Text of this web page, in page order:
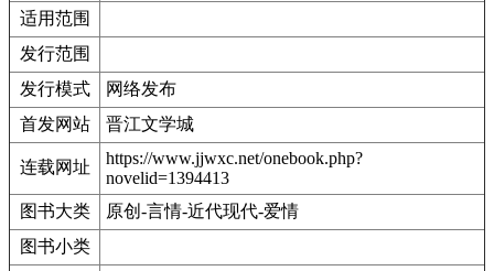
适用范围
发行范围
发行模式
网络发布
首发网站
晋江文学城
连载网址
https://www.jjwxc.net/onebook.php?
novelid=1394413
图书大类
原创-言情-近代现代-爱情
图书小类